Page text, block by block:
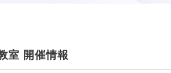
室 開催情報